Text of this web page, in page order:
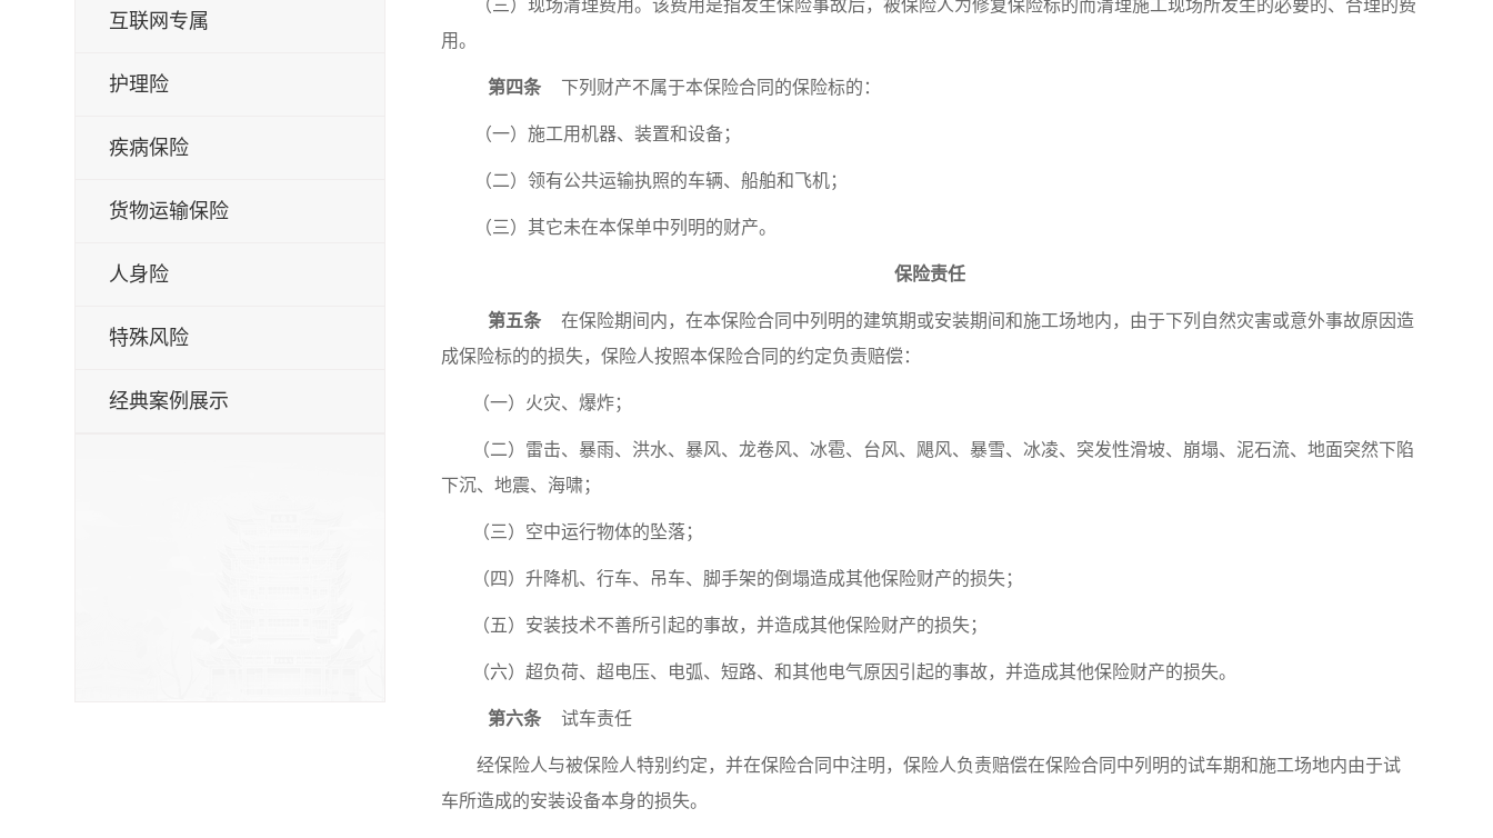
互联网专属
护理险
疾病保险
货物运输保险
人身险
特殊风险
经典案例展示
（三）现场清理费用。该费用是指发生保险事故后，被保险人为修复保险标的而清理施工现场所发生的必要的、合理的费
用。
第四条 下列财产不属于本保险合同的保险标的：
（一）施工用机器、装置和设备；
（二）领有公共运输执照的车辆、船舶和飞机；
（三）其它未在本保单中列明的财产。
保险责任
第五条
在保险期间内，在本保险合同中列明的建筑期或安装期间和施工场地内，由于下列自然灾害或意外事故原因造
成保险标的的损失，保险人按照本保险合同的约定负责赔偿：
（一）火灾、爆炸；
（二）雷击、暴雨、洪水、暴风、龙卷风、冰雹、台风、飓风、暴雪、冰凌、突发性滑坡、崩塌、泥石流、地面突然下陷
下沉、地震、海啸；
（三）空中运行物体的坠落；
（四）升降机、行车、吊车、脚手架的倒塌造成其他保险财产的损失；
（五）安装技术不善所引起的事故，并造成其他保险财产的损失；
（六）超负荷、超电压、电弧、短路、和其他电气原因引起的事故，并造成其他保险财产的损失。
第六条 试车责任
经保险人与被保险人特别约定，并在保险合同中注明，保险人负责赔偿在保险合同中列明的试车期和施工场地内由于试
车所造成的安装设备本身的损失。